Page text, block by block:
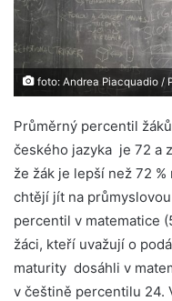
foto: Andrea Piacquadio /
Průměrný percentil
českého jazyka je 72 a
že žák je lepší než 72
chtějí jít na
percentil v matematice
žáci, kteří uvažují o
maturity dosáhli v
v češtině percentilu 24.